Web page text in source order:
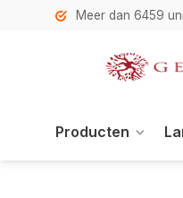
Meer dan 6459
Producten